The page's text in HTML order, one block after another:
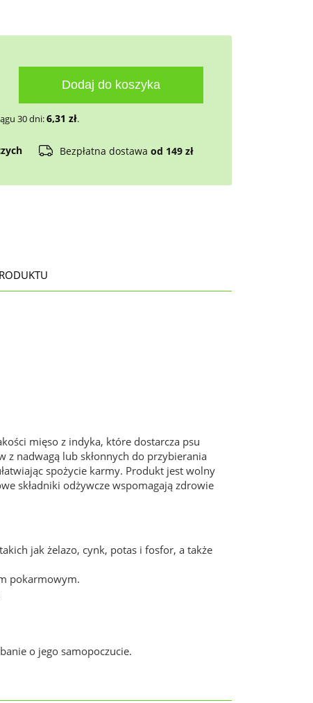
Dodaj do koszyka
30 dni:6,31 zł.
Bezpłatna dostawa od 149 zł
mięso z indyka, które dostarcza psu
z nadwagą lub skłonnych do przybierania
spożycie karmy. Produkt jest wolny
składniki odżywcze wspomagają zdrowie
jak żelazo, cynk, potas i fosfor, a także
pokarmowym.
o jego samopoczucie.